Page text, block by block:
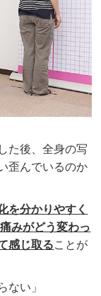
た後、全身の写
歪んでいるのか
を分かりやすく
みがどう変わっ
感じ取ることが
ない」